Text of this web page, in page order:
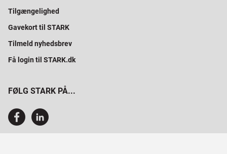
Tilgængelighed
Gavekort til STARK
Tilmeld nyhedsbrev
Få login til STARK.dk
FØLG STARK PÅ...